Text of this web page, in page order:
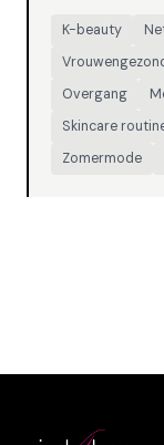
K-beauty
Overgang
Skincare
Zomermode